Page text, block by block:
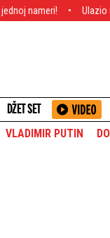
Ulazio u tuđe
DŽET SET
VLADIMIR PUTIN